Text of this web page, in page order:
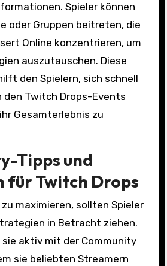
Spieler können
oder Gruppen beitreten, die
Online konzentrieren, um
auszutauschen. Diese
den Spielern, sich schnell
den Twitch Drops-Events
Gesamterlebnis zu
Tipps und
für Twitch Drops
maximieren, sollten Spieler
in Betracht ziehen.
aktiv mit der Community
sie beliebten Streamern